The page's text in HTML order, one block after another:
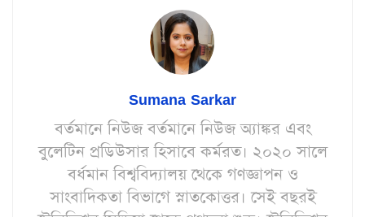
Sumana Sarkar
বর্তমানে নিউজ বর্তমানে নিউজ অ্যাঙ্কর এবং
বুলেটিন প্রডিউসার হিসাবে কর্মরত। ২০২০ সালে
বর্ধমান বিশ্ববিদ্যালয় থেকে গণজ্ঞাপন ও
সাংবাদিকতা বিভাগে স্নাতকোত্তর। সেই বছরই